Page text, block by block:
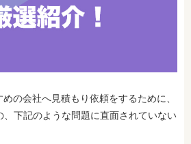
の会社へ見積もり依頼をするために、
下記のような問題に直面されていない